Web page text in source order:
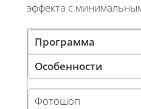
эффекта с
Программа
Особенности
Фотошоп